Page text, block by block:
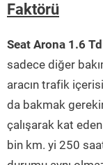
Faktörü
Seat Arona 1.6
sadece diğer
aracın trafik
da bakmak
çalışarak kat
bin km. yi 250